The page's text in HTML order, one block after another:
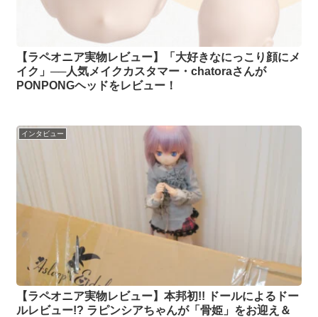
【ラペオニア実物レビュー】「大好きなにっこり顔にメ
イク」──人気メイクカスタマー・chatoraさんが
PONPONGヘッドをレビュー！
インタビュー
【ラペオニア実物レビュー】本邦初!! ドールによるドー
ルレビュー!? ラピンシアちゃんが「骨姫」をお迎え＆